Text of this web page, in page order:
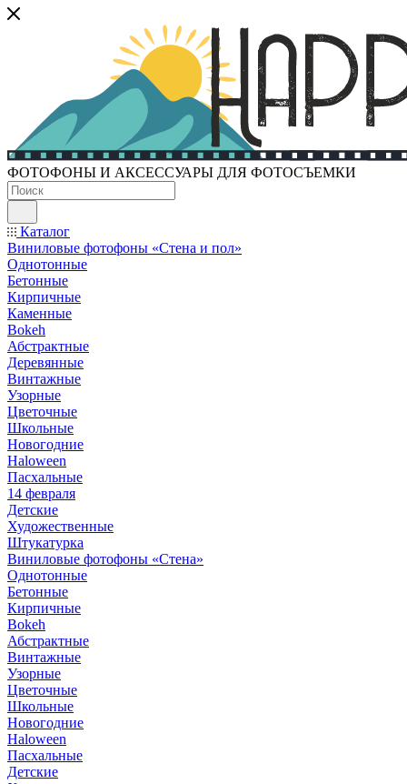
ФОТОФОНЫ И АКСЕССУАРЫ ДЛЯ ФОТОСЪЕМКИ
Каталог
Виниловые фотофоны «Стена и пол»
Однотонные
Бетонные
Кирпичные
Каменные
Bokeh
Абстрактные
Деревянные
Винтажные
Узорные
Цветочные
Школьные
Новогодние
Haloween
Пасхальные
14 февраля
Детские
Художественные
Штукатурка
Виниловые фотофоны «Стена»
Однотонные
Бетонные
Кирпичные
Bokeh
Абстрактные
Винтажные
Узорные
Цветочные
Школьные
Новогодние
Haloween
Пасхальные
Детские